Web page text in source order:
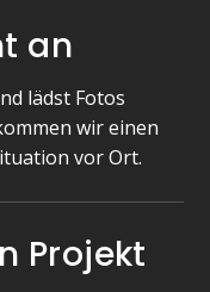
an
lädst Fotos
wir einen
vor Ort.
Projekt